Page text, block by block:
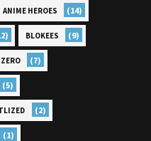
ANIME HEROES (14)
BLOKEES (9)
(7)
(5)
(2)
(1)